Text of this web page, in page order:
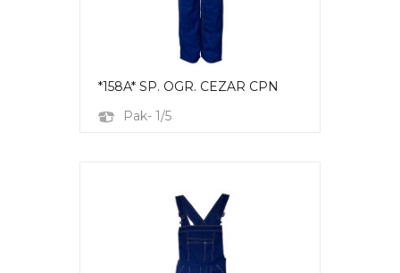
*158A* SP. OGR. CEZAR CPN
Pak- 1/5